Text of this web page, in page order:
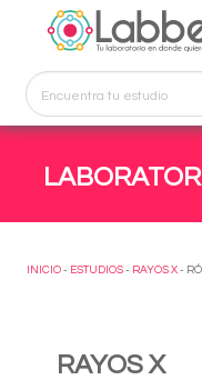
INICIO - ESTUDIOS - RAYOS X -
RAYOS X